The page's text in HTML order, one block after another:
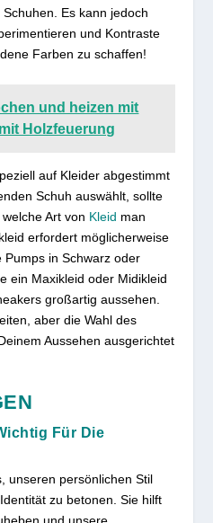
Es kann jedoch
und Kontraste
Farben zu schaffen!
und heizen mit
Holzfeuerung
auf Kleider abgestimmt
Schuh auswählt, sollte
Art von Kleid man
erfordert möglicherweise
Pumps in Schwarz oder
ein Maxikleid oder Midikleid
großartig aussehen.
aber die Wahl des
Aussehen ausgerichtet
Für Die
unseren persönlichen Stil
zu betonen. Sie hilft